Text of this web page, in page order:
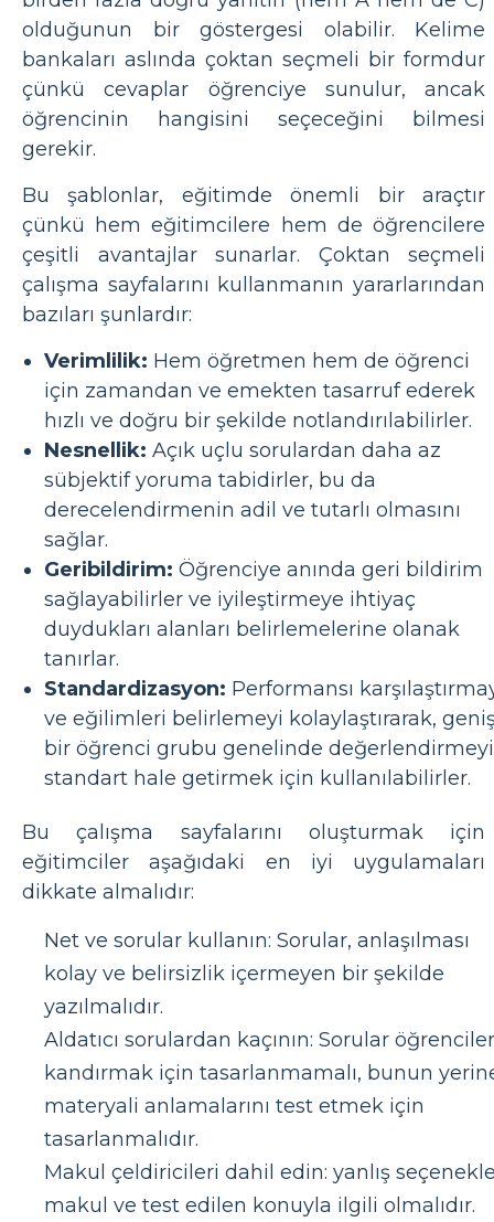
olduğunun bir göstergesi olabilir. Kelime
bankaları aslında çoktan seçmeli bir formdur
çünkü cevaplar öğrenciye sunulur, ancak
öğrencinin hangisini seçeceğini bilmesi
gerekir.
Bu şablonlar, eğitimde önemli bir araçtır
çünkü hem eğitimcilere hem de öğrencilere
çeşitli avantajlar sunarlar. Çoktan seçmeli
çalışma sayfalarını kullanmanın yararlarından
bazıları şunlardır:
Verimlilik: Hem öğretmen hem de öğrenci
için zamandan ve emekten tasarruf ederek
hızlı ve doğru bir şekilde notlandırılabilirler.
Nesnellik: Açık uçlu sorulardan daha az
sübjektif yoruma tabidirler, bu da
derecelendirmenin adil ve tutarlı olmasını
sağlar.
Geribildirim: Öğrenciye anında geri bildirim
sağlayabilirler ve iyileştirmeye ihtiyaç
duydukları alanları belirlemelerine olanak
tanırlar.
Standardizasyon: Performansı
ve eğilimleri belirlemeyi kolaylaştırarak,
bir öğrenci grubu genelinde değerlendirmeyi
standart hale getirmek için kullanılabilirler.
Bu çalışma sayfalarını oluşturmak için
eğitimciler aşağıdaki en iyi uygulamaları
dikkate almalıdır:
Net ve sorular kullanın: Sorular, anlaşılması
kolay ve belirsizlik içermeyen bir şekilde
yazılmalıdır.
Aldatıcı sorulardan kaçının: Sorular
kandırmak için tasarlanmamalı, bunun
materyali anlamalarını test etmek için
tasarlanmalıdır.
Makul çeldiricileri dahil edin: yanlış
makul ve test edilen konuyla ilgili olmalıdır.